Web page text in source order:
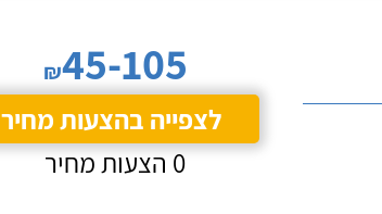
₪45-105
לצפייה בהצעות מחיר
0 הצעות מחיר